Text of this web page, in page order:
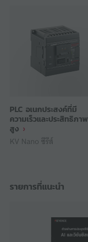
PLC อเนกประสงค์ที่มี
ความเร็วและประสิทธิภาพ
สูง
KV Nano ซีรีส์
รายการที่แนะนำ